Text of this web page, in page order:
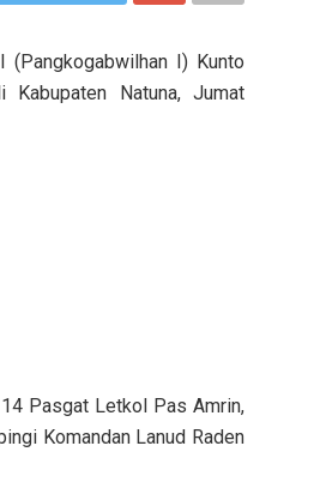
(Pangkogabwilhan I) Kunto
Kabupaten Natuna, Jumat
Pasgat Letkol Pas Amrin,
Komandan Lanud Raden